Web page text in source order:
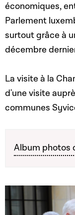
économiques,
Parlement
surtout grâce à
décembre
La visite à la
d'une visite
communes
Album photos